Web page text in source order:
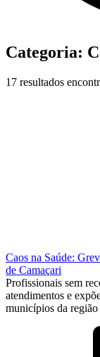
Categoria:
17 resultados
Caos na Saúde:
de Camaçari
Profissionais sem
atendimentos e
municípios da região